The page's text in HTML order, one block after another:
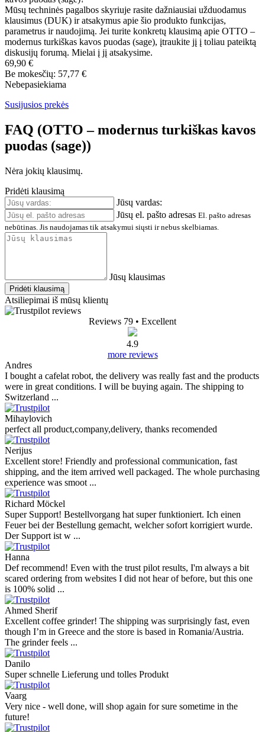
Mūsų techninės pagalbos skyriuje rasite dažniausiai užduodamus
klausimus (DUK) ir atsakymus apie šio produkto funkcijas,
parametrus ir naudojimą. Jei turite konkretų klausimą apie OTTO –
modernus turkiškas kavos puodas (sage), įtraukite jį į toliau pateiktą
diskusijų forumą. Mielai į jį atsakysime.
69,90 €
Be mokesčių: 57,77 €
Nebepasiekiama
Susijusios prekės
FAQ (OTTO – modernus turkiškas kavos
puodas (sage))
Nėra jokių klausimų.
Pridėti klausimą
Jūsų vardas:
Jūsų el. pašto adresas El. pašto adresas
nebūtinas. Jis naudojamas tik atsakymui siųsti ir nebus skelbiamas.
Jūsų klausimas
Pridėti klausimą
Atsiliepimai iš mūsų klientų
Reviews 79 • Excellent
4.9
more reviews
Andres
I bought a cafelat robot, the delivery was really fast and the products
were in great conditions. I will be buying again. The shipping to
Switzerland ...
Mihaylovich
perfect all product,company,delivery, thanks recomended
Nerijus
Excellent store! Friendly and professional communication, fast
shipping, and the item arrived well packaged. The whole purchasing
experience was smoot ...
Richard Möckel
Super Support! Bestellvorgang hat super funktioniert. Ich einen
Feuer bei der Bestellung gemacht, welcher sofort korrigiert wurde.
Der Support ist w ...
Hanna
Def recommend! Even with the trust pilot results, I'm always a bit
scared ordering from websites I did not hear of before, but this one
is 100% solid ...
Ahmed Sherif
Excellent coffee grinder! The shipping was surprisingly fast, even
though I’m in Greece and the store is based in Romania/Austria.
The grinder feels ...
Danilo
Super schnelle Lieferung und tolles Produkt
Vaarg
Very nice - well done, will shop again for sure sometime in the
future!